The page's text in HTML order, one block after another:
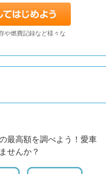
や燃費記録など様々な
最高額を調べよう！愛車
せんか？